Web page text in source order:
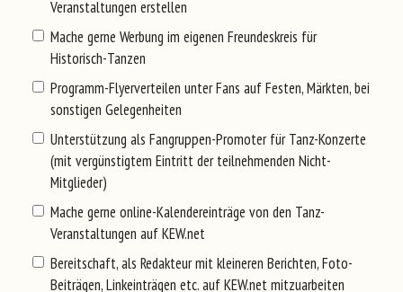
Veranstaltungen erstellen
Mache gerne Werbung im eigenen Freundeskreis für
Historisch-Tanzen
Programm-Flyerverteilen unter Fans auf Festen, Märkten, bei
sonstigen Gelegenheiten
Unterstützung als Fangruppen-Promoter für Tanz-Konzerte
(mit vergünstigtem Eintritt der teilnehmenden Nicht-
Mitglieder)
Mache gerne online-Kalendereinträge von den Tanz-
Veranstaltungen auf KEW.net
Bereitschaft, als Redakteur mit kleineren Berichten, Foto-
Beiträgen, Linkeinträgen etc. auf KEW.net mitzuarbeiten